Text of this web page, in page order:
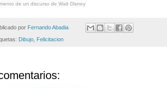
de un discurso de Walt Disney
por Fernando Abadia
Dibujo Felicitacion